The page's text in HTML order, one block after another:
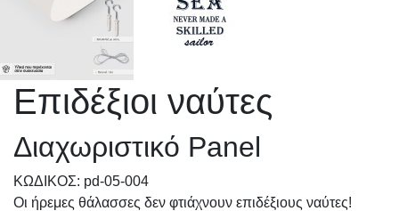
Επιδέξιοι ναύτες
Διαχωριστικό Panel
KΩΔΙΚΟΣ: pd-05-004
Οι ήρεμες θάλασσες δεν φτιάχνουν επιδέξιους ναύτες!